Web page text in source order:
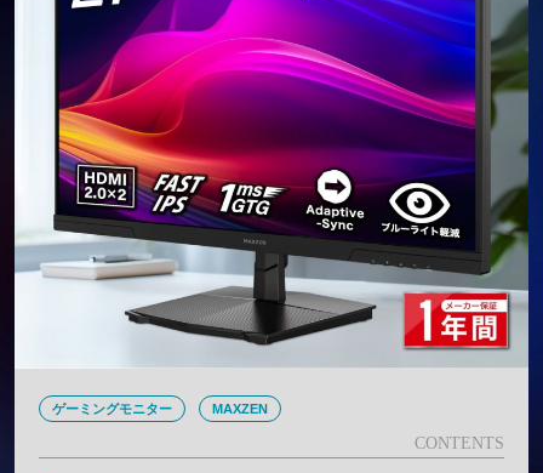
ゲーミングモニター MAXZEN